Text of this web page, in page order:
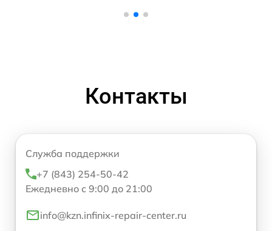
Контакты
Служба поддержки
+7 (843) 254-50-42
Ежедневно с 9:00 до 21:00
info@kzn.infinix-repair-center.ru